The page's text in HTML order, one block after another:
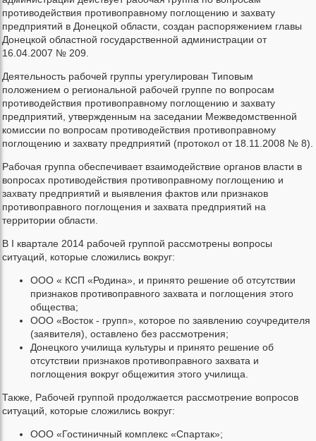
противодействия противоправному поглощению и захвату
предприятий в Донецкой области, создан распоряжением главы
Донецкой областной государственной администрации от
16.04.2007 № 209.
Деятельность рабочей группы урегулирован Типовым
положением о региональной рабочей группе по вопросам
противодействия противоправному поглощению и захвату
предприятий, утвержденным на заседании Межведомственной
комиссии по вопросам противодействия противоправному
поглощению и захвату предприятий (протокол от 18.11.2008 № 8).
Рабочая группа обеспечивает взаимодействие органов власти в
вопросах противодействия противоправному поглощению и
захвату предприятий и выявления фактов или признаков
противоправного поглощения и захвата предприятий на
территории области.
В I квартале 2014 рабочей группой рассмотрены вопросы
ситуаций, которые сложились вокруг:
ООО « КСП «Родина», и принято решение об отсутствии
признаков противоправного захвата и поглощения этого
общества;
ООО «Восток - групп», которое по заявлению соучредителя
(заявителя), оставлено без рассмотрения;
Донецкого училища культуры и принято решение об
отсутствии признаков противоправного захвата и
поглощения вокруг общежития этого училища.
Также, Рабочей группой продолжается рассмотрение вопросов
ситуаций, которые сложились вокруг:
ООО «Гостиничный комплекс «Спартак»;